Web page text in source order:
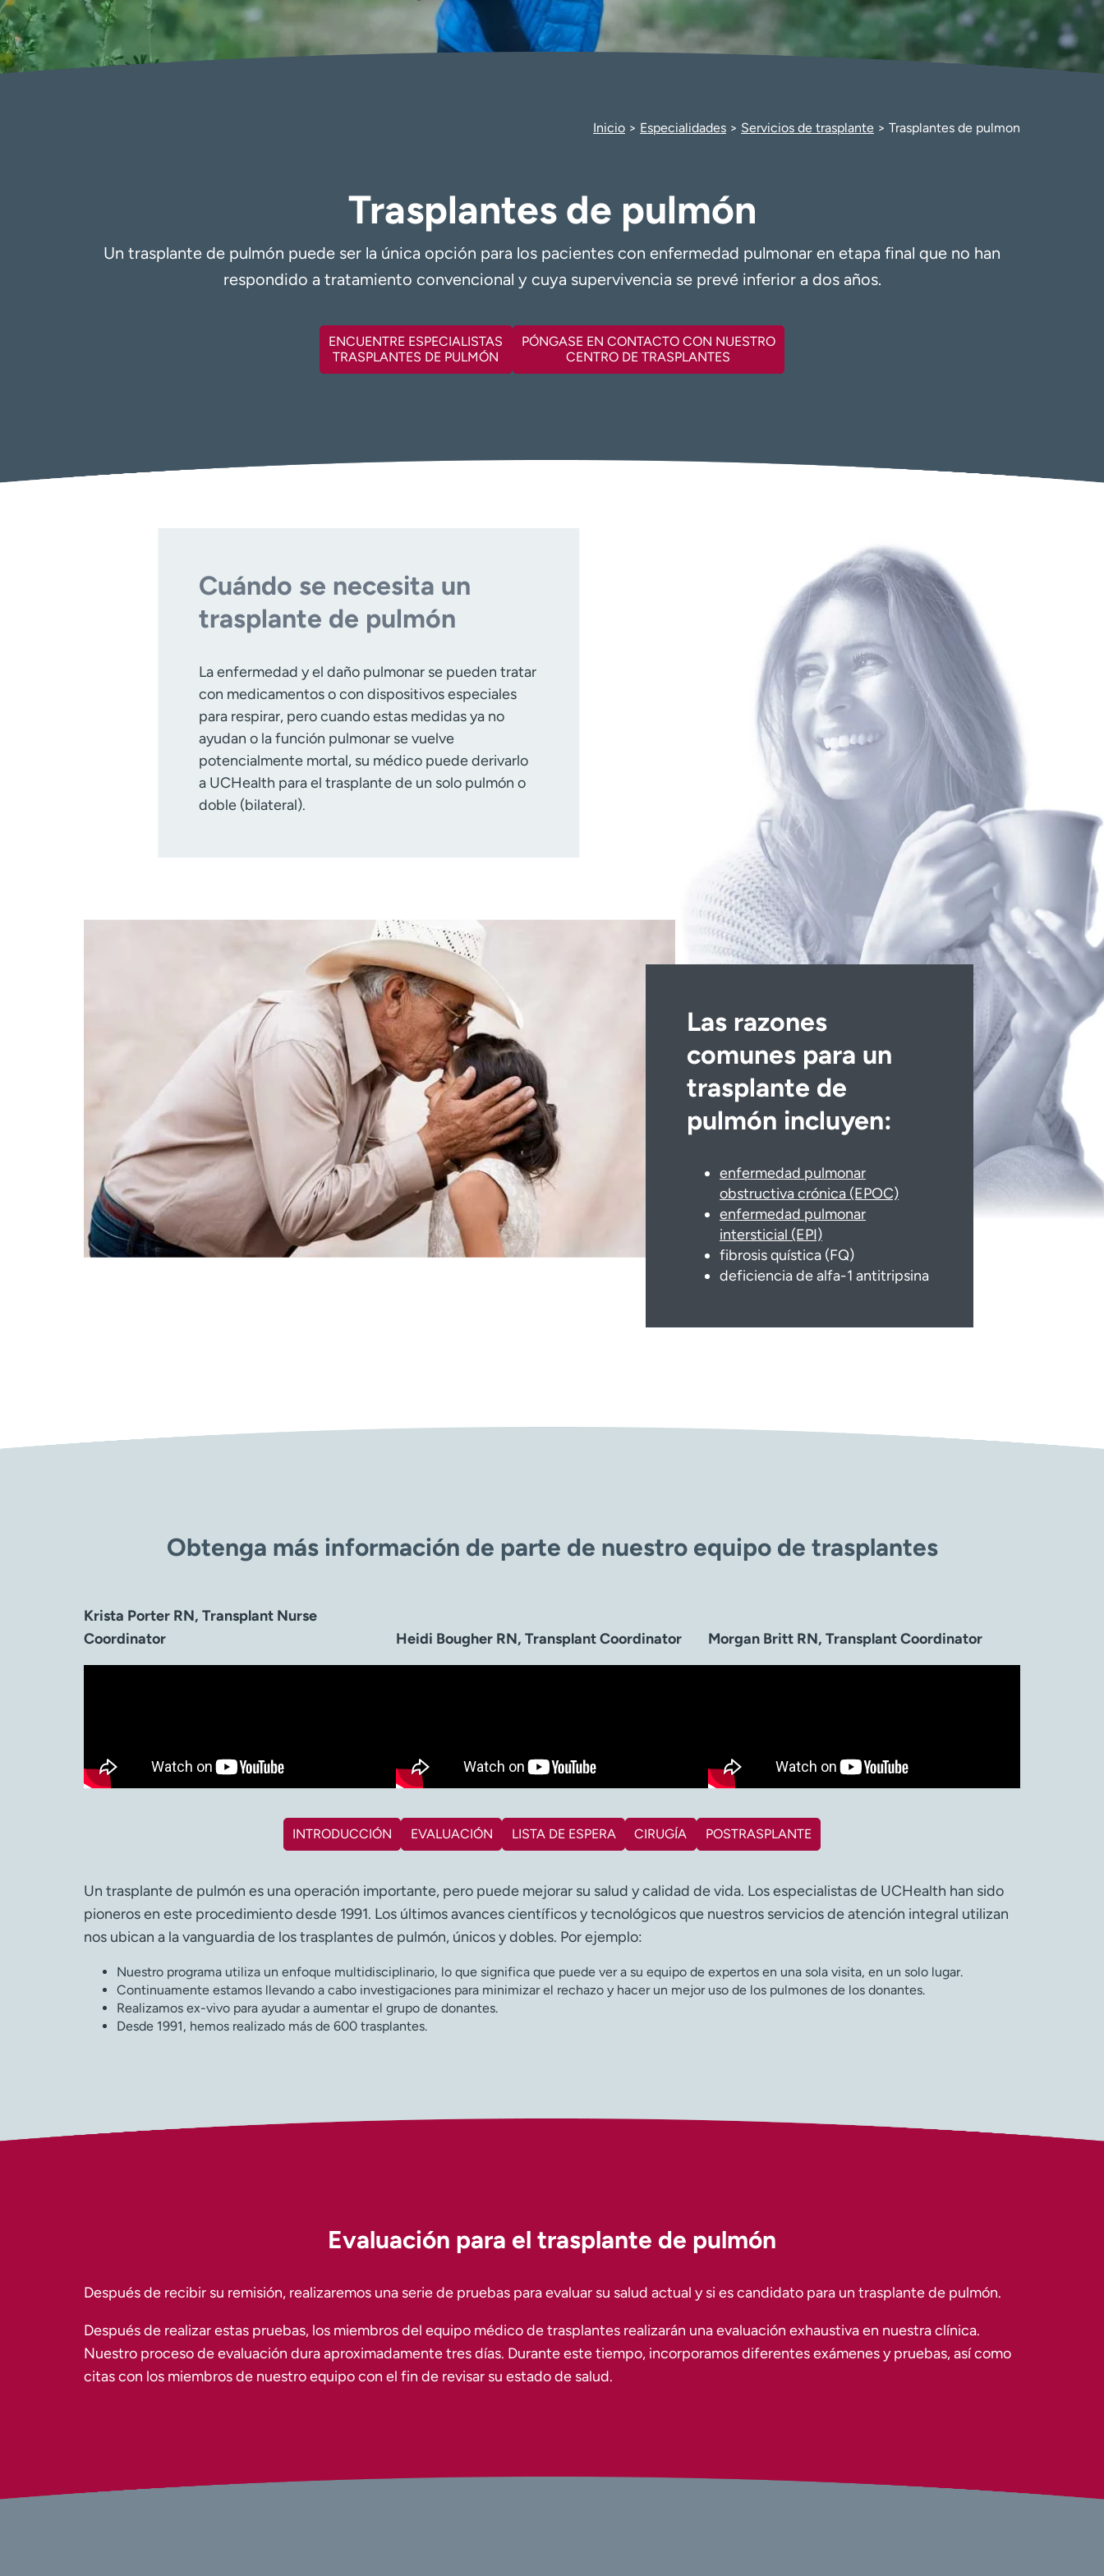
Inicio Especialidades Servicios de trasplante Trasplantes de pulmon
Trasplantes de pulmón
Un trasplante de pulmón puede ser la única opción para los pacientes con enfermedad pulmonar en etapa final que no han
respondido a tratamiento convencional y cuya supervivencia se prevé inferior a dos años.
ENCUENTRE ESPECIALISTAS
TRASPLANTES DE PULMÓN
PÓNGASE EN CONTACTO CON NUESTRO
CENTRO DE TRASPLANTES
Cuándo se necesita un
trasplante de pulmón
La enfermedad y el daño pulmonar se pueden tratar
con medicamentos o con dispositivos especiales
para respirar, pero cuando estas medidas ya no
ayudan o la función pulmonar se vuelve
potencialmente mortal, su médico puede derivarlo
a UCHealth para el trasplante de un solo pulmón o
doble (bilateral).
Las razones
comunes para un
trasplante de
pulmón incluyen:
enfermedad pulmonar
obstructiva crónica (EPOC)
enfermedad pulmonar
intersticial (EPI)
fibrosis quística (FQ)
deficiencia de alfa-1 antitripsina
Obtenga más información de parte de nuestro equipo de trasplantes
Krista Porter RN, Transplant Nurse
Coordinator
Heidi Bougher RN, Transplant Coordinator Morgan Britt RN, Transplant Coordinator
INTRODUCCIÓN EVALUACIÓN LISTA DE ESPERA CIRUGÍA POSTRASPLANTE
Un trasplante de pulmón es una operación importante, pero puede mejorar su salud y calidad de vida. Los especialistas de UCHealth han sido
pioneros en este procedimiento desde 1991. Los últimos avances científicos y tecnológicos que nuestros servicios de atención integral utilizan
nos ubican a la vanguardia de los trasplantes de pulmón, únicos y dobles. Por ejemplo:
Nuestro programa utiliza un enfoque multidisciplinario, lo que significa que puede ver a su equipo de expertos en una sola visita, en un solo lugar.
Continuamente estamos llevando a cabo investigaciones para minimizar el rechazo y hacer un mejor uso de los pulmones de los donantes.
Realizamos ex-vivo para ayudar a aumentar el grupo de donantes.
Desde 1991, hemos realizado más de 600 trasplantes.
Evaluación para el trasplante de pulmón
Después de recibir su remisión, realizaremos una serie de pruebas para evaluar su salud actual y si es candidato para un trasplante de pulmón.
Después de realizar estas pruebas, los miembros del equipo médico de trasplantes realizarán una evaluación exhaustiva en nuestra clínica.
Nuestro proceso de evaluación dura aproximadamente tres días. Durante este tiempo, incorporamos diferentes exámenes y pruebas, así como
citas con los miembros de nuestro equipo con el fin de revisar su estado de salud.